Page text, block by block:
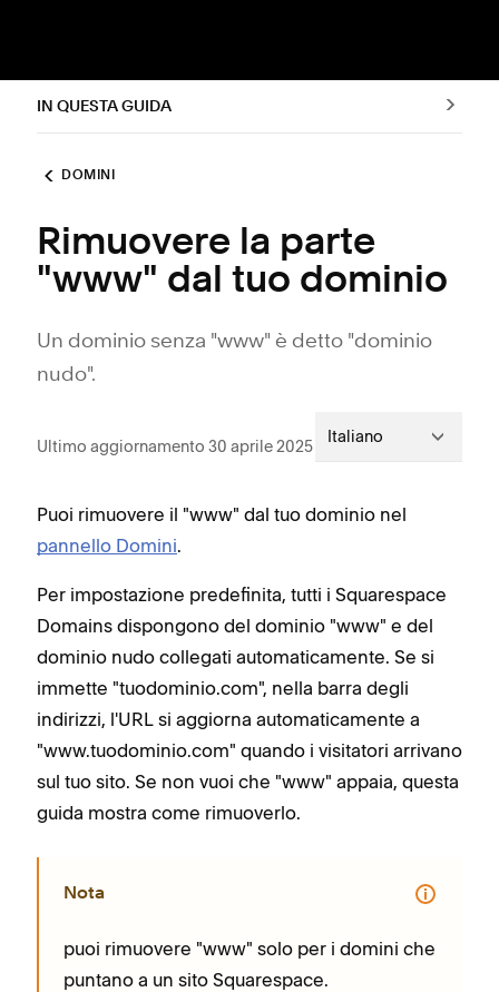
IN QUESTA GUIDA
DOMINI
Rimuovere la parte
"www" dal tuo dominio
Un dominio senza "www" è detto "dominio
nudo".
Ultimo aggiornamento 30 aprile 2025 Italiano
Puoi rimuovere il "www" dal tuo dominio nel
pannello Domini.
Per impostazione predefinita, tutti i Squarespace
Domains dispongono del dominio "www" e del
dominio nudo collegati automaticamente. Se si
immette "tuodominio.com", nella barra degli
indirizzi, l'URL si aggiorna automaticamente a
"www.tuodominio.com" quando i visitatori arrivano
sul tuo sito. Se non vuoi che "www" appaia, questa
guida mostra come rimuoverlo.
Nota
puoi rimuovere "www" solo per i domini che
puntano a un sito Squarespace.